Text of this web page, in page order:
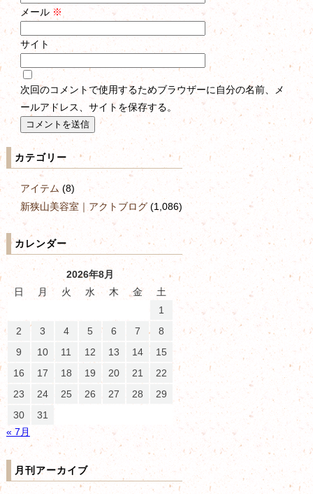
メール ※
サイト
次回のコメントで使用するためブラウザーに自分の名前、メ
ールアドレス、サイトを保存する。
カテゴリー
アイテム (8)
新狭山美容室｜アクトブログ(1,086)
カレンダー
2026年8月
日
月 火 水 木 金
土
1
2
3 4 5 6 7
8
9
10 11 12 13 14
15
16
17 18 19 20 21
22
23
24 25 26 27 28
29
30
31
« 7月
月刊アーカイブ